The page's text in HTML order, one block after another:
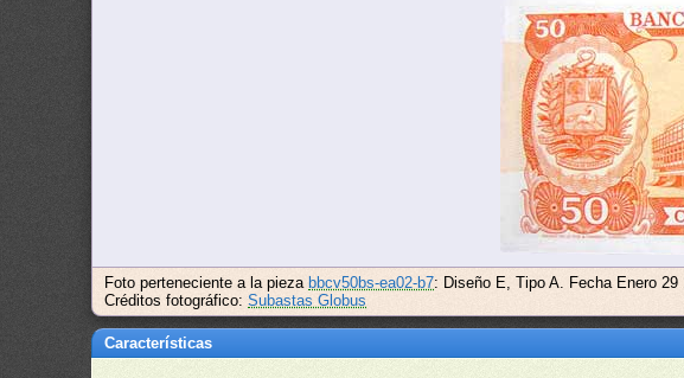
Foto perteneciente a la pieza bbcv50bs-ea02-b7: Diseño E, Tipo A. Fecha Enero 29
Créditos fotográfico:Subastas Globus
Características